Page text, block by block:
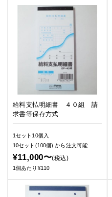
給料支払明細書 ４０組 請
求書等保存方式
1セット10個入
10セット(100個)から注文可能
¥11,000〜(税込)
1個あたり¥110